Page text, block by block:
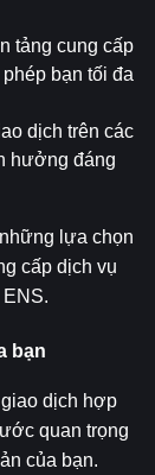
tảng cung cấp
bạn tối đa
dịch trên các
hưởng đáng
lựa chọn
cấp dịch vụ
bạn
dịch hợp
quan trọng
của bạn.